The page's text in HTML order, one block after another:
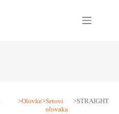
>Olovke>Setovi
olovaka
>STRAIGHT